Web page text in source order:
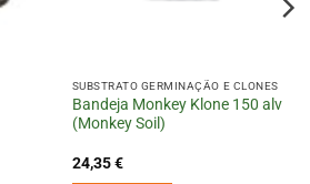
SUBSTRATO GERMINAÇÃO E CLONES
Bandeja Monkey Klone 150 alv
(Monkey Soil)
24,35€